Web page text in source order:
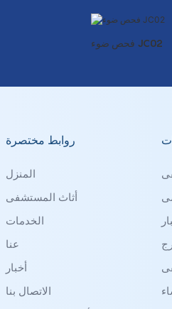
فحص ضوء JC02
روابط مختصرة
المنزل
أثاث المستشفى
الخدمات
عنا
أخبار
الاتصال بنا